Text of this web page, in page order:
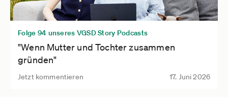
Folge 94 unseres VGSD Story Podcasts
"Wenn Mutter und Tochter zusammen
gründen"
Jetzt kommentieren 17. Juni 2026